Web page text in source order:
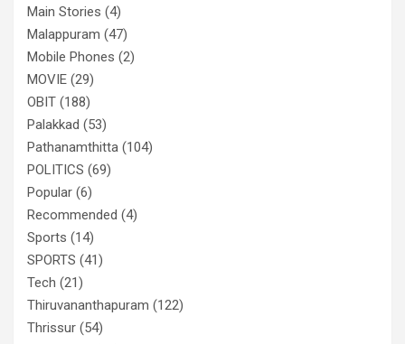
Main Stories (4)
Malappuram (47)
Mobile Phones (2)
MOVIE (29)
OBIT (188)
Palakkad (53)
Pathanamthitta (104)
POLITICS (69)
Popular (6)
Recommended (4)
Sports (14)
SPORTS (41)
Tech (21)
Thiruvananthapuram (122)
Thrissur (54)